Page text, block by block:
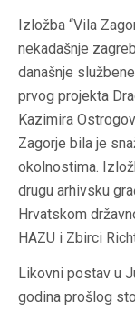
Izložba “Vila
nekadašnje
današnje
prvog projekta
Kazimira
Zagorje bila je
okolnostima.
drugu arhivsku
Hrvatskom
HAZU i Zbirci
Likovni postav u
godina prošlog